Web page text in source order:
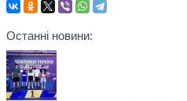
Останні новини: